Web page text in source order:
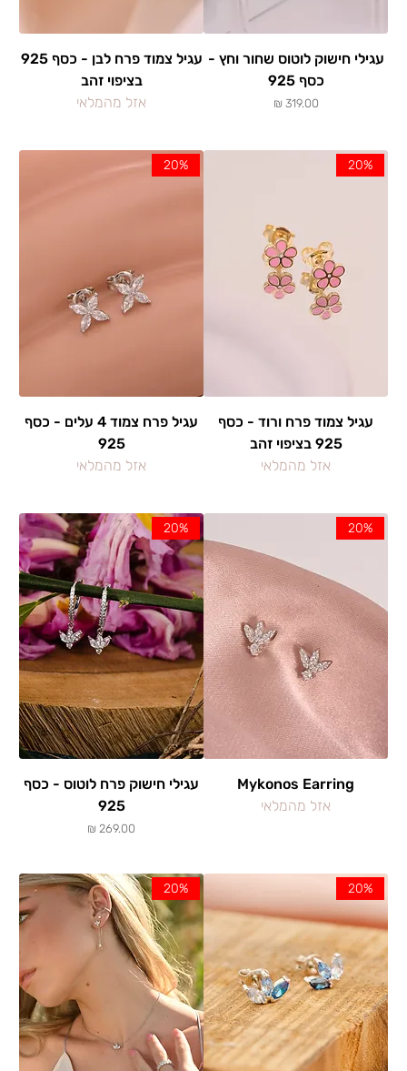
עגילי חישוק לוטוס שחור וחץ -
כסף 925
מחיר
עגיל צמוד פרח לבן - כסף 925
בציפוי זהב
אזל מהמלאי
20%
עגיל צמוד פרח ורוד - כסף
925 בציפוי זהב
אזל מהמלאי
20%
עגיל פרח צמוד 4 עלים - כסף
925
אזל מהמלאי
20%
Mykonos Earring
אזל מהמלאי
20%
עגילי חישוק פרח לוטוס - כסף
925
מחיר
20%
20%